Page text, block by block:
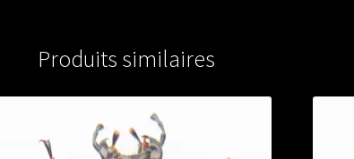
Produits similaires